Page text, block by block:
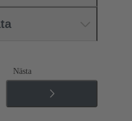
Nästa